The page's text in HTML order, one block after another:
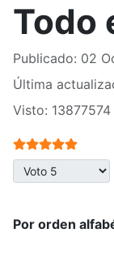
Todo
Publicado: 02
Última
Visto: 13877574
Ratio:5/5
Por favor, vote
Por orden